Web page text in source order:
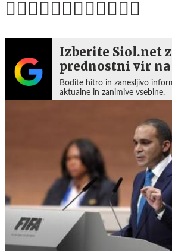
Izberite Siol.net
prednostni vir na
Bodite hitro in zanesljivo
aktualne in zanimive vsebine.